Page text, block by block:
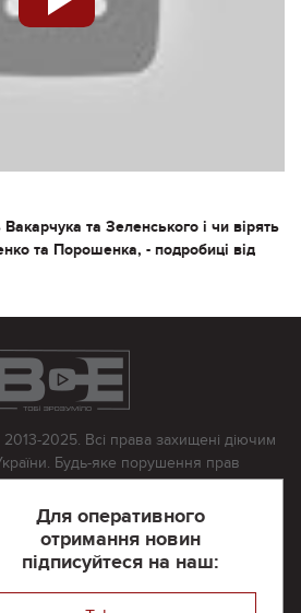
та Зеленського і чи вірять
та Порошенка, - подробиці від
Для оперативного
отримання новин
підписуйтеся на наш:
2025. Всі права захищені діючим
Будь-яке порушення прав
порядку. Будь-яке відтворення
з письмово дозволу редакції.
усіх матеріалів, розміщених
які містять посилання на інші
інтернет-видання, несе редакційна
пошта: